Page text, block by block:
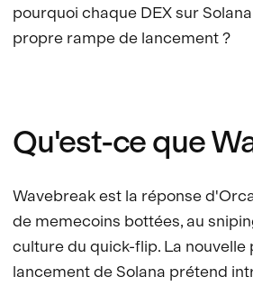
pourquoi chaque DEX sur
propre rampe de lancement ?
Qu'est-ce que
Wavebreak est la réponse
de memecoins bottées, au
culture du quick-flip. La
lancement de Solana prétend